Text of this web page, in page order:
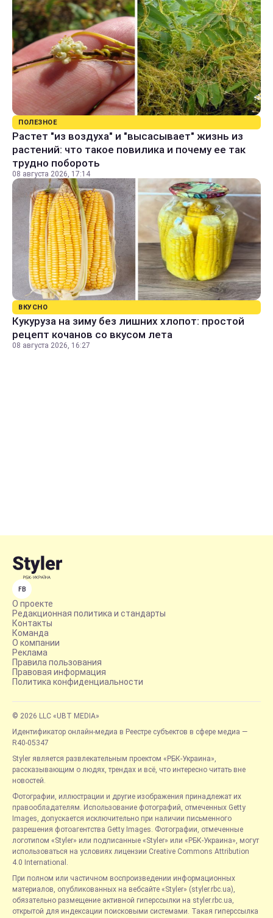
ПОЛЕЗНОЕ
Растет "из воздуха" и "высасывает" жизнь из
растений: что такое повилика и почему ее так
трудно побороть
08 августа 2026, 17:14
ВКУСНО
Кукуруза на зиму без лишних хлопот: простой
рецепт кочанов со вкусом лета
08 августа 2026, 16:27
FB
О проекте
Редакционная политика и стандарты
Контакты
Команда
О компании
Реклама
Правила пользования
Правовая информация
Политика конфиденциальности
© 2026 LLC «UBT MEDIA»
Идентификатор онлайн-медиа в Реестре субъектов в сфере медиа —
R40-05347
Styler является развлекательным проектом «РБК-Украина»,
рассказывающим о людях, трендах и всё, что интересно читать вне
новостей.
Фотографии, иллюстрации и другие изображения принадлежат их
правообладателям. Использование фотографий, отмеченных Getty
Images, допускается исключительно при наличии письменного
разрешения фотоагентства Getty Images. Фотографии, отмеченные
логотипом «Styler» или подписанные «Styler» или «РБК-Украина», могут
использоваться на условиях лицензии Creative Commons Attribution
4.0 International.
При полном или частичном воспроизведении информационных
материалов, опубликованных на вебсайте «Styler» (styler.rbc.ua),
обязательно размещение активной гиперссылки на styler.rbc.ua,
открытой для индексации поисковыми системами. Такая гиперссылка